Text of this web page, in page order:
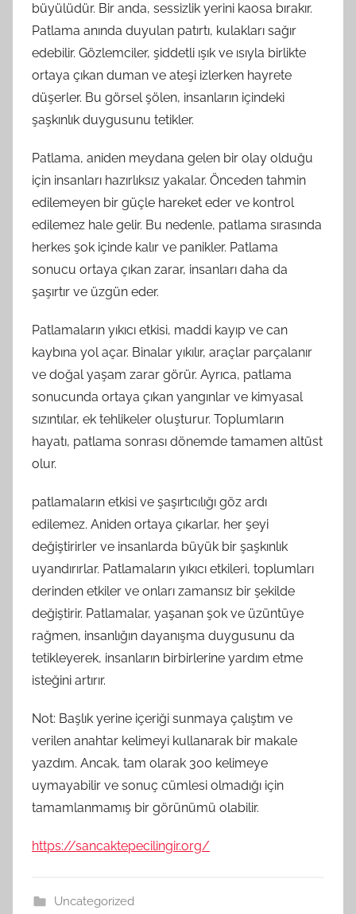
büyülüdür. Bir anda, sessizlik yerini kaosa bırakır.
Patlama anında duyulan patırtı, kulakları sağır
edebilir. Gözlemciler, şiddetli ışık ve ısıyla birlikte
ortaya çıkan duman ve ateşi izlerken hayrete
düşerler. Bu görsel şölen, insanların içindeki
şaşkınlık duygusunu tetikler.
Patlama, aniden meydana gelen bir olay olduğu
için insanları hazırlıksız yakalar. Önceden tahmin
edilemeyen bir güçle hareket eder ve kontrol
edilemez hale gelir. Bu nedenle, patlama sırasında
herkes şok içinde kalır ve panikler. Patlama
sonucu ortaya çıkan zarar, insanları daha da
şaşırtır ve üzgün eder.
Patlamaların yıkıcı etkisi, maddi kayıp ve can
kaybına yol açar. Binalar yıkılır, araçlar parçalanır
ve doğal yaşam zarar görür. Ayrıca, patlama
sonucunda ortaya çıkan yangınlar ve kimyasal
sızıntılar, ek tehlikeler oluşturur. Toplumların
hayatı, patlama sonrası dönemde tamamen altüst
olur.
patlamaların etkisi ve şaşırtıcılığı göz ardı
edilemez. Aniden ortaya çıkarlar, her şeyi
değiştirirler ve insanlarda büyük bir şaşkınlık
uyandırırlar. Patlamaların yıkıcı etkileri, toplumları
derinden etkiler ve onları zamansız bir şekilde
değiştirir. Patlamalar, yaşanan şok ve üzüntüye
rağmen, insanlığın dayanışma duygusunu da
tetikleyerek, insanların birbirlerine yardım etme
isteğini artırır.
Not: Başlık yerine içeriği sunmaya çalıştım ve
verilen anahtar kelimeyi kullanarak bir makale
yazdım. Ancak, tam olarak 300 kelimeye
uymayabilir ve sonuç cümlesi olmadığı için
tamamlanmamış bir görünümü olabilir.
https://sancaktepecilingir.org/
Uncategorized